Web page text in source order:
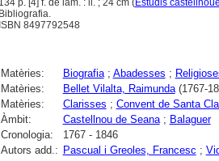
134 p. [4] f. de làm. : il. ; 24 cm (Estudis
Bibliografia.
ISBN 8497792548
Matèries: Biografia; Abadesses ;
Matèries:
Bellet Vilalta, Raimunda(1767-
Matèries:
Clarisses ; Convent de Santa
Àmbit:
Castellnou de Seana; Balaguer
Cronologia:
1767 - 1846
Autors add.: Pascual i Greoles, Francesc ;